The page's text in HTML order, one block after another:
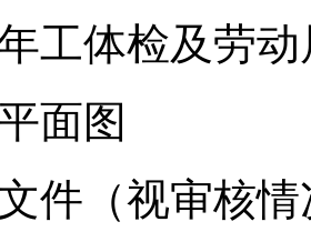
工体检及劳
面图
件（视审核